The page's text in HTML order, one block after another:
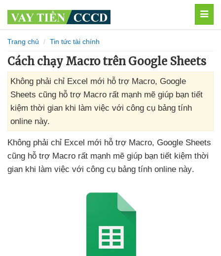
Trang chủ Tin tức tài chính
Cách chạy Macro trên Google Sheets
Không phải chỉ Excel mới hỗ trợ Macro, Google
Sheets cũng hỗ trợ Macro rất mạnh mẽ giúp bạn tiết
kiệm thời gian khi làm việc với công cụ bảng tính
online này.
Không phải chỉ Excel mới hỗ trợ Macro, Google Sheets
cũng hỗ trợ Macro rất mạnh mẽ giúp bạn tiết kiệm thời
gian khi làm việc với công cụ bảng tính online này.